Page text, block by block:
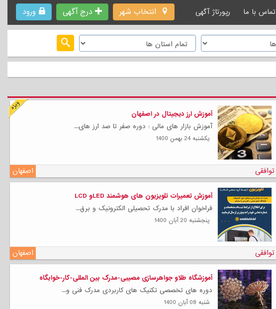
انتخاب شهر درج آگهی ورود تماس با ما رپورتاژ آگهی
آموزش ارز دیجیتال در اصفهان
آموزش بازار های مالی : دوره صفر تا صد ارز های...
يكشنبه 24 بهمن 1400
اصفهان توافقی
آموزش تعمیرات تلویزیون های هوشمند LEDو LCD
فراخوان افراد با مدرک تحصیلی الکترونیک و برق...
پنجشنبه 20 آبان 1400
اصفهان توافقی
آموزشگاه طلاو جواهرسازی مصیبی-مدرک بین المللی-کار-خوابگاه
دوره های تخصصی تکنیک های کاربردی مدرک فنی و...
شنبه 08 آبان 1400